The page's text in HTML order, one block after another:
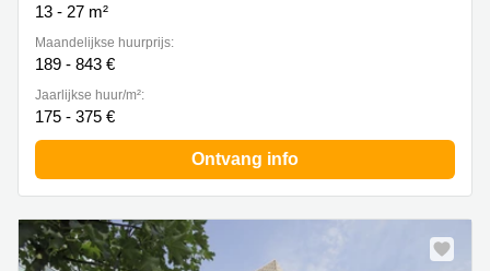
13 - 27 m²
Maandelijkse huurprijs:
189 - 843 €
Jaarlijkse huur/m²:
175 - 375 €
Ontvang info